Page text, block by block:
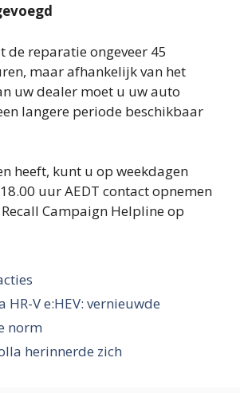
de reparatie ongeveer 45
maar afhankelijk van het
uw dealer moet u uw auto
langere periode beschikbaar
heeft, kunt u op weekdagen
uur AEDT contact opnemen
Campaign Helpline op
HR-V e:HEV: vernieuwde
norm
herinnerde zich